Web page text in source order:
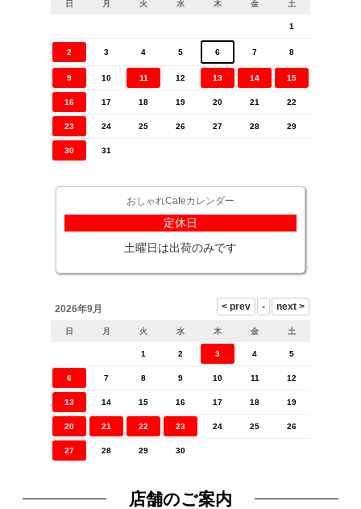
日 月 火 水 木 金 土
1
2 3 4 5 6 7 8
9 10 11 12 13 14 15
16 17 18 19 20 21 22
23 24 25 26 27 28 29
30 31
おしゃれCafeカレンダー
定休日
土曜日は出荷のみです
2026年9月
日 月 火 水 木 金 土
1 2 3 4 5
6 7 8 9 10 11 12
13 14 15 16 17 18 19
20 21 22 23 24 25 26
27 28 29 30
店舗のご案内